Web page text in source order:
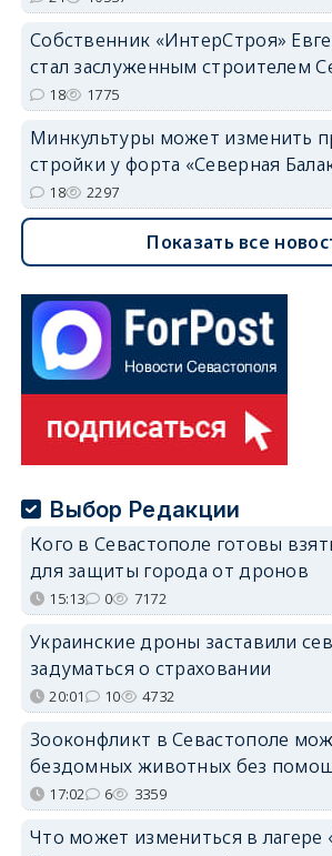
Собственник «ИнтерСтроя»
стал заслуженным строителем
18 1775
Минкультуры может изменить
стройки у форта «Северная
18 2297
Показать все
Выбор Редакции
Кого в Севастополе готовы
для защиты города от дронов
15:13 0 7172
Украинские дроны заставили
задуматься о страховании
20:01 10 4732
Зооконфликт в Севастополе
бездомных животных без
17:02 6 3359
Что может измениться в лагере